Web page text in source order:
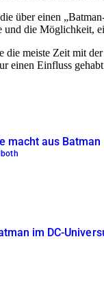
über einen
die Möglichkeit,
die meiste Zeit mit
einen Einfluss
macht aus
im DC-